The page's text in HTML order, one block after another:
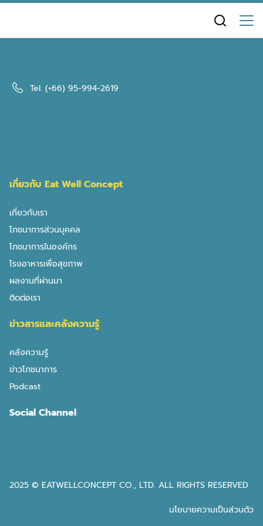
Skip
content
Search
for:
ป้ายกำกับจากคลังความรู้
ประโยชน์จาก กระเทียม ดีอย่างไร
ประโยชน์ของ กระเทียม มีมากมาย อาจเป็นอาหารที่มีกลิ่นแรง
ซ่อนอยู่ คือ ลดการอักเสบ เพิ่มภูมิคุ้มกัน การนำไปผ่านความ
วิจัยถึงประโยชน์ที่พิสูจน์ได้ชัดเจน กระนั้นก็ยังมีใครหลายคนที่ยัง
หากกินดิบๆ วันนี้ได้รวบรวม ประโยชน์ของกระเทียม มาไล่เรียง
Tel. (+66) 95-994-2619
เกี่ยวกับ Eat Well Concept
เกี่ยวกับเรา
โภชนาการส่วนบุคคล
โภชนาการในองค์กร
โรงอาหารเพื่อสุขภาพ
ผลงานที่ผ่านมา
ติดต่อเรา
ข่าวสารและคลังความรู้
คลังความรู้
ข่าวโภชนาการ
Podcast
Social Channel
2025 © EATWELLCONCEPT CO., LTD. ALL RIGHTS RESERVED
นโยบายความเป็นส่วนตัว